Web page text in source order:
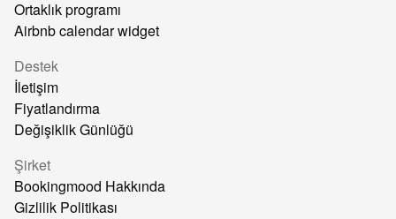
Ortaklık programı
Airbnb calendar widget
Destek
İletişim
Fiyatlandırma
Değişiklik Günlüğü
Şirket
Bookingmood Hakkında
Gizlilik Politikası